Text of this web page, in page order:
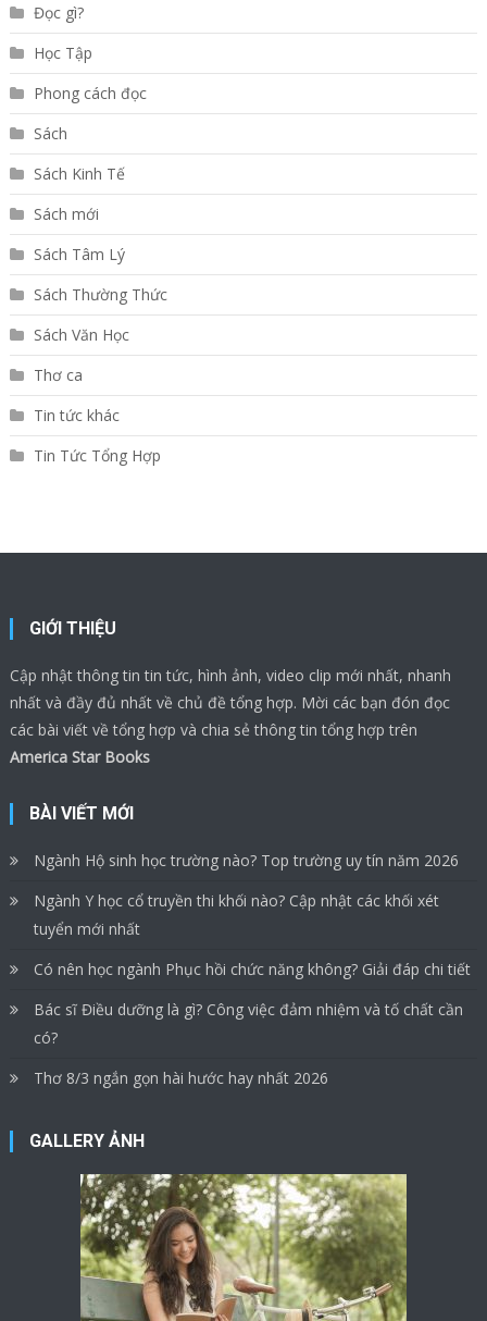
Đọc gì?
Học Tập
Phong cách đọc
Sách
Sách Kinh Tế
Sách mới
Sách Tâm Lý
Sách Thường Thức
Sách Văn Học
Thơ ca
Tin tức khác
Tin Tức Tổng Hợp
GIỚI THIỆU
Cập nhật thông tin tin tức, hình ảnh, video clip mới nhất, nhanh
nhất và đầy đủ nhất về chủ đề tổng hợp. Mời các bạn đón đọc
các bài viết về tổng hợp và chia sẻ thông tin tổng hợp trên
America Star Books
BÀI VIẾT MỚI
Ngành Hộ sinh học trường nào? Top trường uy tín năm 2026
Ngành Y học cổ truyền thi khối nào? Cập nhật các khối xét
tuyển mới nhất
Có nên học ngành Phục hồi chức năng không? Giải đáp chi tiết
Bác sĩ Điều dưỡng là gì? Công việc đảm nhiệm và tố chất cần
có?
Thơ 8/3 ngắn gọn hài hước hay nhất 2026
GALLERY ẢNH